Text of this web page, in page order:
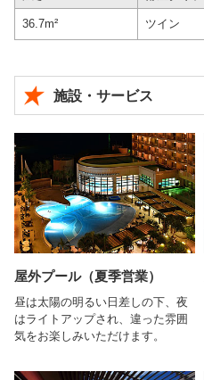
36.7m² ツイン
施設・サービス
屋外プール（夏季営業）
昼は太陽の明るい日差しの下、夜
はライトアップされ、違った雰囲
気をお楽しみいただけます。